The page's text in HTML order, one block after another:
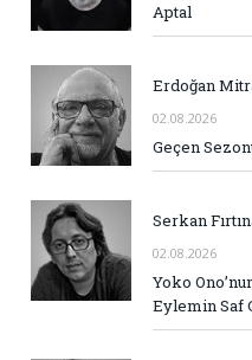
Aptal
Erdoğan
02.08.2026
Geçen
Serkan
02.08.2026
Yoko
Eylemin Saf